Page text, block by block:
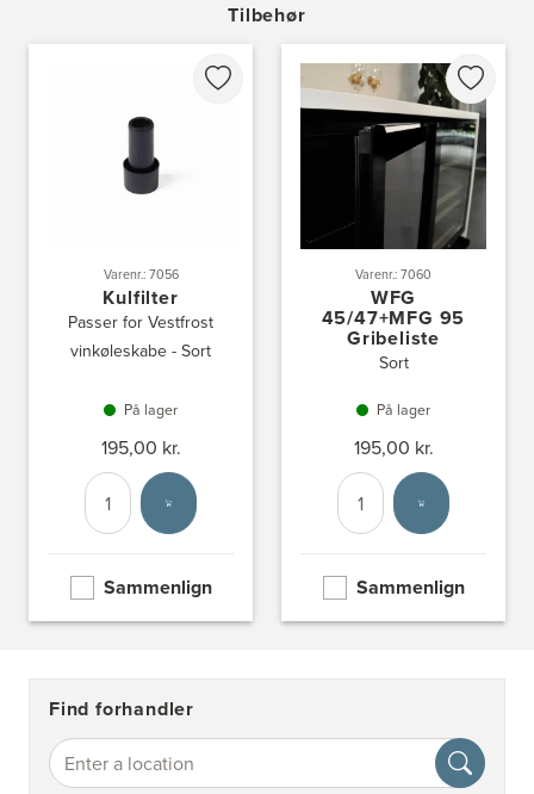
Tilbehør
Varenr.: 7056
Kulfilter
Passer for Vestfrost
vinkøleskabe - Sort
På lager
195,00 kr.
Antal
Vælg enhed
Sammenlign
Varenr.: 7060
WFG
45/47+MFG 95
Gribeliste
Sort
På lager
195,00 kr.
Antal
Vælg enhed
Sammenlign
Find forhandler